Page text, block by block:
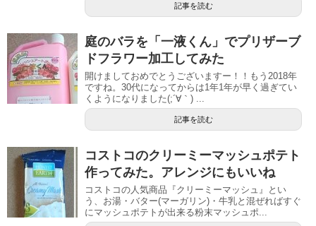
記事を読む
庭のバラを「一液くん」でプリザーブ
ドフラワー加工してみた
開けましておめでとうございますー！！もう2018年
ですね。30代になってからは1年1年が早く過ぎてい
くようになりました(;´∀｀) ...
記事を読む
コストコのクリーミーマッシュポテト
作ってみた。アレンジにもいいね
コストコの人気商品『クリーミーマッシュ』とい
う、お湯・バター(マーガリン)・牛乳と混ぜればすぐ
にマッシュポテトが出来る粉末マッシュポ...